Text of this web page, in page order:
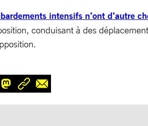
intensifs n’ont d’autre
conduisant à des